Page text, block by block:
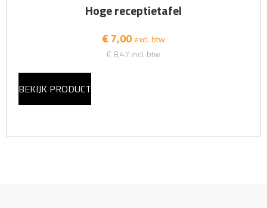
Hoge receptietafel
€ 7,00 excl. btw
€ 8,47 incl. btw
BEKIJK PRODUCT